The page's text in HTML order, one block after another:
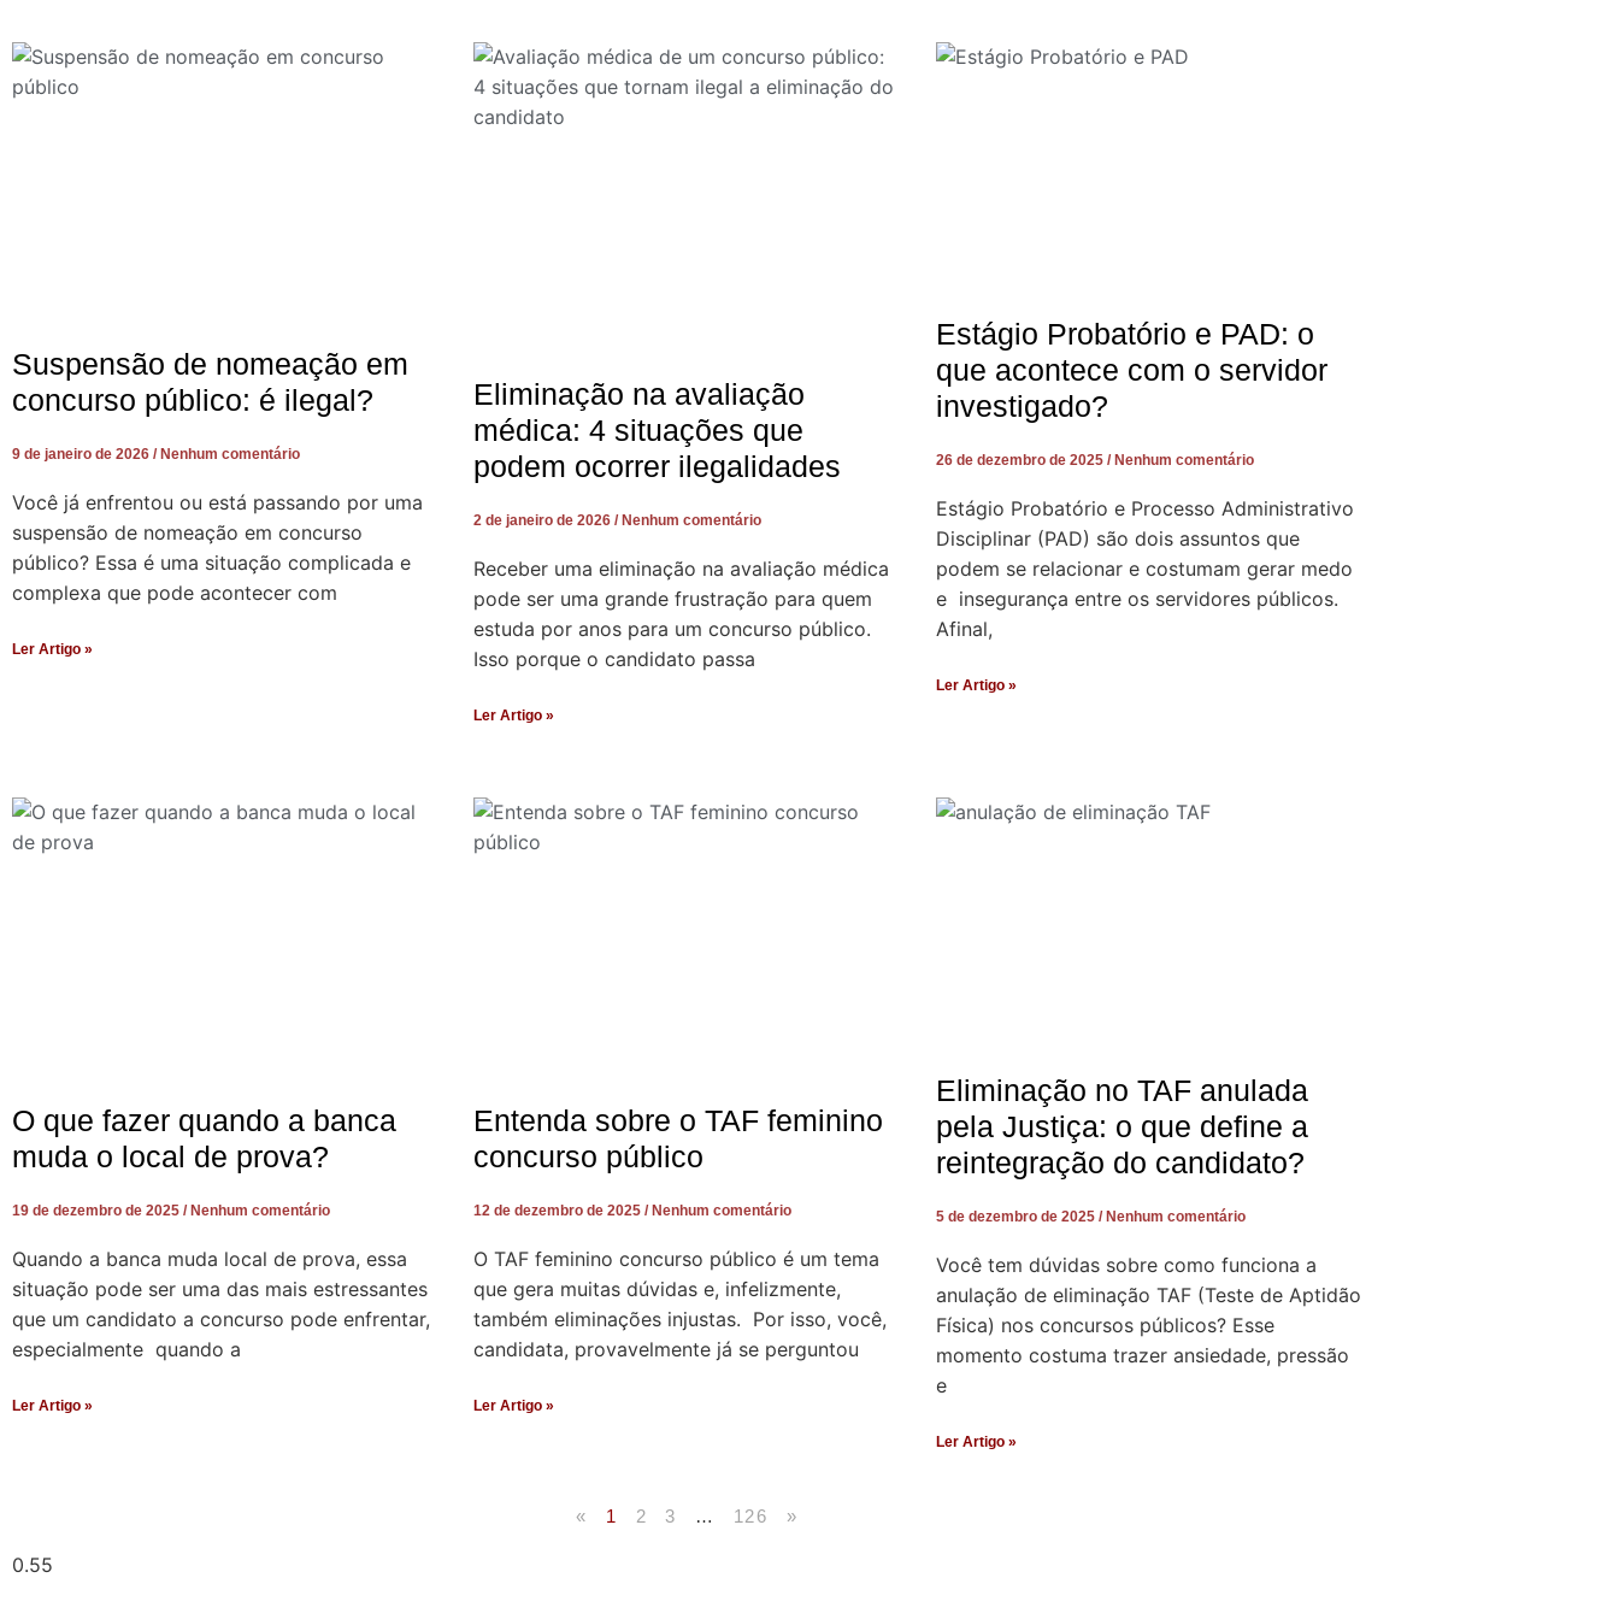
Suspensão de nomeação em
concurso público: é ilegal?
9 de janeiro de 2026 Nenhum comentário
Você já enfrentou ou está passando por uma
suspensão de nomeação em concurso
público? Essa é uma situação complicada e
complexa que pode acontecer com
Ler Artigo »
Eliminação na avaliação
médica: 4 situações que
podem ocorrer ilegalidades
2 de janeiro de 2026 Nenhum comentário
Receber uma eliminação na avaliação médica
pode ser uma grande frustração para quem
estuda por anos para um concurso público.
Isso porque o candidato passa
Ler Artigo »
Estágio Probatório e PAD: o
que acontece com o servidor
investigado?
26 de dezembro de 2025 Nenhum comentário
Estágio Probatório e Processo Administrativo
Disciplinar (PAD) são dois assuntos que
podem se relacionar e costumam gerar medo
e insegurança entre os servidores públicos.
Afinal,
Ler Artigo »
O que fazer quando a banca
muda o local de prova?
19 de dezembro de 2025 Nenhum comentário
Quando a banca muda local de prova, essa
situação pode ser uma das mais estressantes
que um candidato a concurso pode enfrentar,
especialmente quando a
Ler Artigo »
Entenda sobre o TAF feminino
concurso público
12 de dezembro de 2025 Nenhum comentário
O TAF feminino concurso público é um tema
que gera muitas dúvidas e, infelizmente,
também eliminações injustas. Por isso, você,
candidata, provavelmente já se perguntou
Ler Artigo »
Eliminação no TAF anulada
pela Justiça: o que define a
reintegração do candidato?
5 de dezembro de 2025 Nenhum comentário
Você tem dúvidas sobre como funciona a
anulação de eliminação TAF (Teste de Aptidão
Física) nos concursos públicos? Esse
momento costuma trazer ansiedade, pressão
e
Ler Artigo »
« 1 2 3 … 126 »